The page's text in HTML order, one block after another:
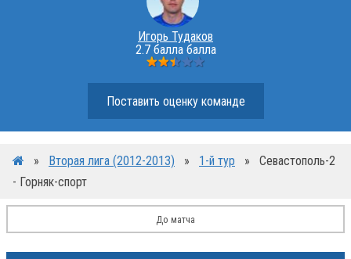
Игорь Тудаков
2.7 балла балла
Поставить оценку команде
» Вторая лига (2012-2013) » 1-й тур »
Севастополь-2
- Горняк-спорт
До матча